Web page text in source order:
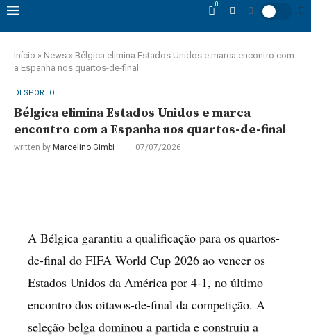
0
Início » News » Bélgica elimina Estados Unidos e marca encontro com
a Espanha nos quartos-de-final
DESPORTO
Bélgica elimina Estados Unidos e marca
encontro com a Espanha nos quartos-de-final
written by Marcelino Gimbi 07/07/2026
A Bélgica garantiu a qualificação para os quartos-
de-final do FIFA World Cup 2026 ao vencer os
Estados Unidos da América por 4-1, no último
encontro dos oitavos-de-final da competição. A
seleção belga dominou a partida e construiu a